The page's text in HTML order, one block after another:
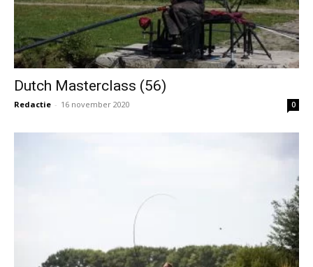
Dutch Masterclass (56)
Redactie - 16 november 2020 0